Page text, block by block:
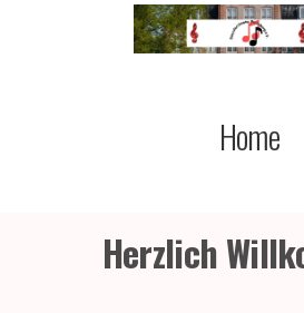
Home
Herzlich